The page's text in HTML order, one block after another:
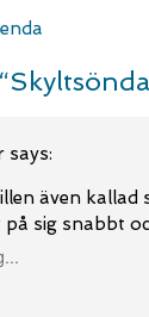
says:
även kallad
på sig snabbt